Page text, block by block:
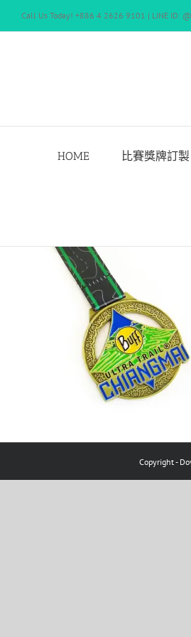
content
Call Us Today! +886 4 2626 9101 | LINE ID:
HOME 比賽獎牌訂製
Copyright -